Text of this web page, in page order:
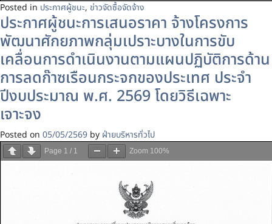
Posted in ประกาศผู้ชนะ, ข่าวจัดซื้อจัดจ้าง
ประกาศผู้ชนะการเสนอราคา จ้างโครงการ
พัฒนาศักยภาพกลุ่มเปราะบางในการขับ
เคลื่อนการดำเนินงานตามแผนปฏิบัติการด้าน
การลดก๊าซเรือนกระจกของประเทศ ประจำ
ปีงบประมาณ พ.ศ. 2569 โดยวิธีเฉพาะ
เจาะจง
Posted on 05/05/2569 by ฝ่ายบริหารทั่วไป
Page 1 / 1 Zoom 100%